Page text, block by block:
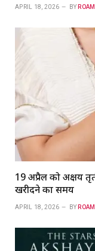
APRIL 18, 2026 BY
19 अप्रैल को अक्षय
खरीदने का समय
APRIL 18, 2026 BY